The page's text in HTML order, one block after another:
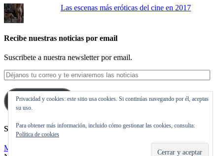
Las escenas más eróticas del cine en 2017
Recibe nuestras noticias por email
Suscribete a nuestra newsletter por email.
Déjanos
tu
correo
y
te
las
noticias
Suscribirse
Síguenos en Twitter
Mis tuits
Privacidad y cookies: este sitio usa cookies. Si continúas navegando por él, aceptas
su uso.
Para obtener más información, incluido cómo gestionar las cookies, consulta:
Política de cookies